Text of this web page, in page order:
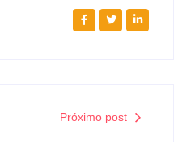
Próximo post